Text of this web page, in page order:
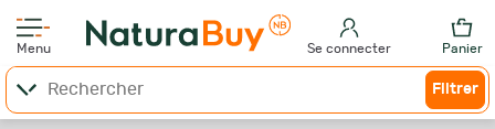
Menu Se connecter Panier
Filtrer